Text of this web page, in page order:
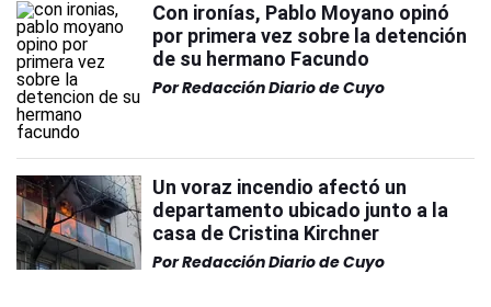
Con ironías, Pablo Moyano opinó
por primera vez sobre la detención
de su hermano Facundo
PorRedacción Diario de Cuyo
Un voraz incendio afectó un
departamento ubicado junto a la
casa de Cristina Kirchner
PorRedacción Diario de Cuyo